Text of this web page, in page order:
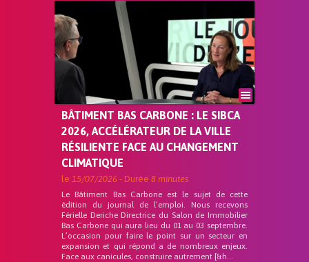
BÂTIMENT BAS CARBONE : LE SIBCA
2026, ACCÉLÉRATEUR DE LA VILLE
RÉSILIENTE FACE AU CHANGEMENT
CLIMATIQUE
le 15/07/2026 - Durée 8 minutes
Le Bâtiment Bas Carbone est le sujet de cette
édition du journal de l’emploi. Nous recevons
Férielle Deriche Directrice du Salon de Immobilier
Bas Carbone qui aura lieu du 01 au 03 septembre.
L’occasion pour faire le point sur un secteur en
expansion et qui répond a de nombreux enjeux.
Face aux canicules, construire autrement [&h...